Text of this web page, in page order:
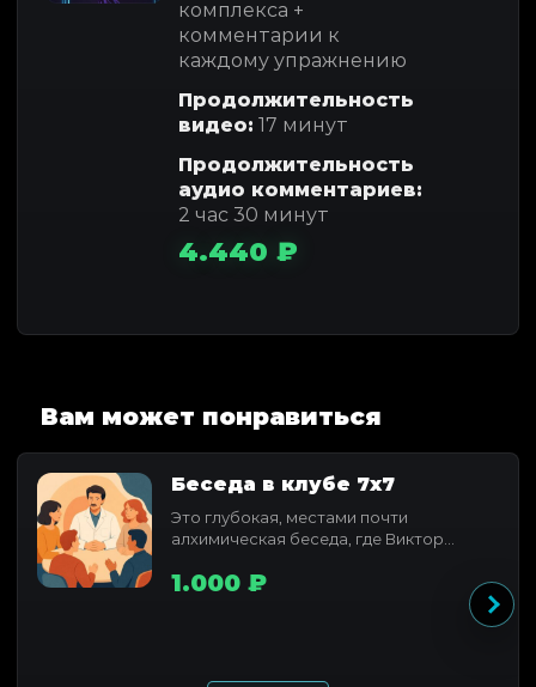
комплекса +
комментарии к
каждому упражнению
Продолжительность
видео: 17 минут
Продолжительность
аудио комментариев:
2 час 30 минут
4.440 ₽
Вам может понравиться
Беседа в клубе 7x7
Это глубокая, местами почти
алхимическая беседа, где Виктор
1.000 ₽